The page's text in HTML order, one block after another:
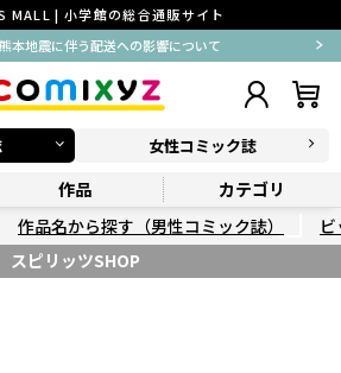
MALL | 小学館の総合通販サイト
本地震に伴う配送への影響について
女性コミック誌
作品
カテゴリ
作品名から探す（男性コミック誌）
スピリッツSHOP